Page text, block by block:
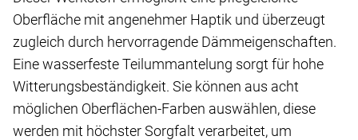
Oberfläche mit angenehmer Haptik und überzeugt
zugleich durch hervorragende Dämmeigenschaften.
Eine wasserfeste Teilummantelung sorgt für hohe
Witterungsbeständigkeit. Sie können aus acht
möglichen Oberflächen-Farben auswählen, diese
werden mit höchster Sorgfalt verarbeitet, um